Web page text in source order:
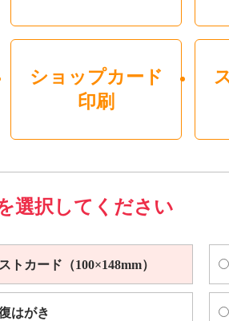
ショップカード
印刷
選択してください
トカード（100×148mm）
はがき